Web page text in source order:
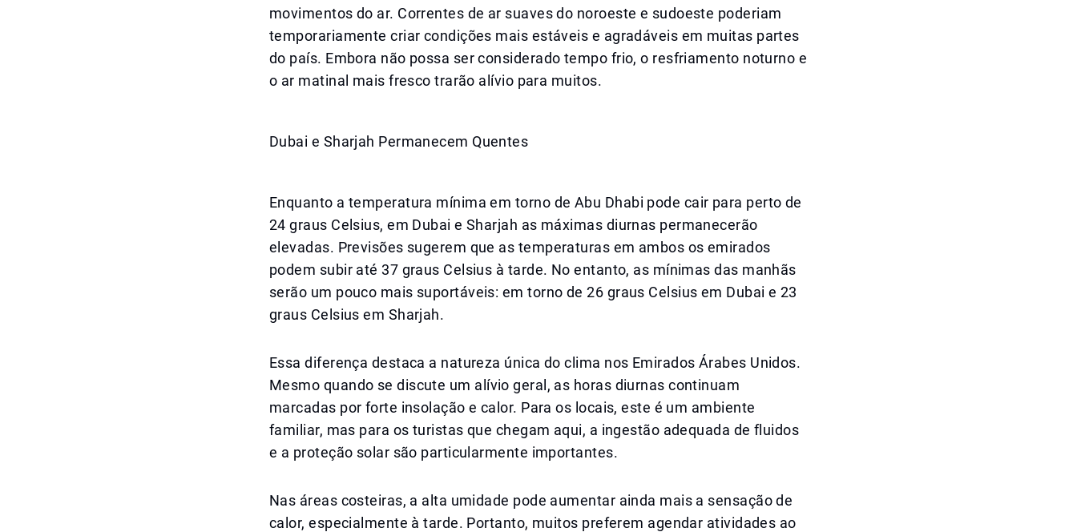
movimentos do ar. Correntes de ar suaves do noroeste e sudoeste poderiam
temporariamente criar condições mais estáveis e agradáveis em muitas partes
do país. Embora não possa ser considerado tempo frio, o resfriamento noturno e
o ar matinal mais fresco trarão alívio para muitos.
Dubai e Sharjah Permanecem Quentes
Enquanto a temperatura mínima em torno de Abu Dhabi pode cair para perto de
24 graus Celsius, em Dubai e Sharjah as máximas diurnas permanecerão
elevadas. Previsões sugerem que as temperaturas em ambos os emirados
podem subir até 37 graus Celsius à tarde. No entanto, as mínimas das manhãs
serão um pouco mais suportáveis: em torno de 26 graus Celsius em Dubai e 23
graus Celsius em Sharjah.
Essa diferença destaca a natureza única do clima nos Emirados Árabes Unidos.
Mesmo quando se discute um alívio geral, as horas diurnas continuam
marcadas por forte insolação e calor. Para os locais, este é um ambiente
familiar, mas para os turistas que chegam aqui, a ingestão adequada de fluidos
e a proteção solar são particularmente importantes.
Nas áreas costeiras, a alta umidade pode aumentar ainda mais a sensação de
calor, especialmente à tarde. Portanto, muitos preferem agendar atividades ao